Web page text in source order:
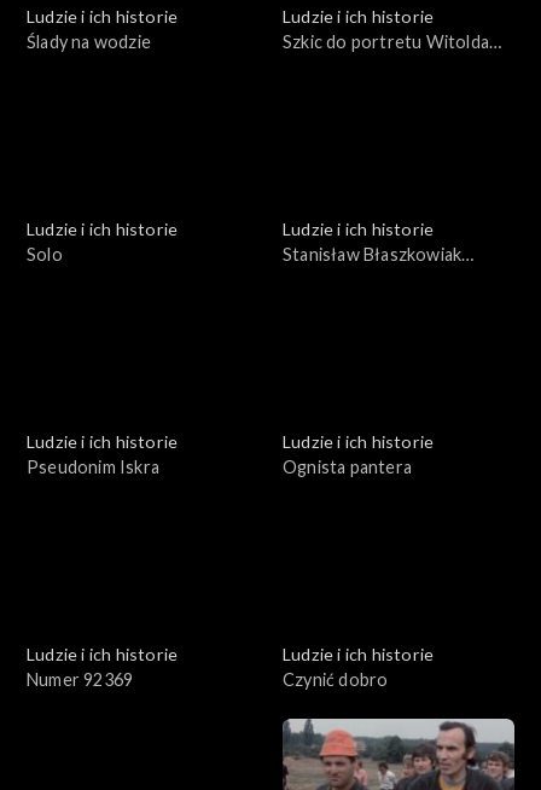
Ludzie i ich historie
Ślady na wodzie
Ludzie i ich historie
Szkic do portretu Witolda
Ludzie i ich historie
Solo
Ludzie i ich historie
Stanisław Błaszkowiak
Ludzie i ich historie
Pseudonim Iskra
Ludzie i ich historie
Ognista pantera
Ludzie i ich historie
Numer 92369
Ludzie i ich historie
Czynić dobro